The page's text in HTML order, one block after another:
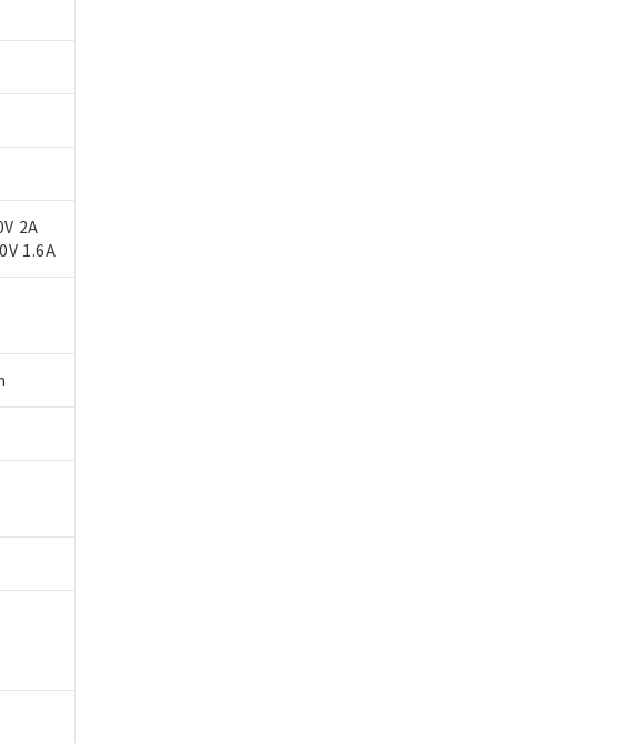
2A
1.6A
もあることをご了承ください。
内データに基づき作成されるも
場合があることをご了承くださ
当のオムロン制御機器販売店・
をご確認ください。
たは開示しないようお願いしま
I-Webメンバーズにご登録され
、当社および当社の共同利用者
囲で利用することをご了承くだ
能な商品です。
は確認中の商品です。
す。
合などやむを得ず変更すること
ェニルエーテル類(PBDE) 1000ppm以下、
（BBP） 1000ppm以下、フタル酸ジブチ
証明するものではありません。
の期間は出荷製品に未対応品が
がない限り、2022年1月12日よ
ます。
ブチルベンジル) : 1000ppm、
。
刻な影響を及ぼさない年数を意
たは役務取引許可)を取得する
されないよう必要な手段を講じ
の他武器並びにこれらの製造装
容を当該第三者に通知します。
れがある場合は、取り引きをい
お客様担当のオムロン制御